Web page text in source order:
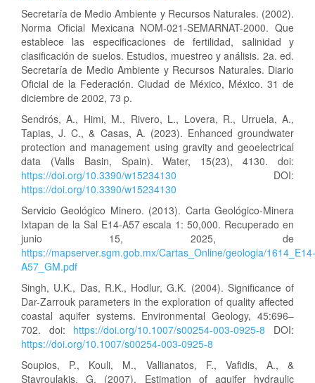
Secretaría de Medio Ambiente y Recursos Naturales. (2002).
Norma Oficial Mexicana NOM-021-SEMARNAT-2000. Que
establece las especificaciones de fertilidad, salinidad y
clasificación de suelos. Estudios, muestreo y análisis. 2a. ed.
Secretaría de Medio Ambiente y Recursos Naturales. Diario
Oficial de la Federación. Ciudad de México, México. 31 de
diciembre de 2002, 73 p.
Sendrós, A., Himi, M., Rivero, L., Lovera, R., Urruela, A.,
Tapias, J. C., & Casas, A. (2023). Enhanced groundwater
protection and management using gravity and geoelectrical
data (Valls Basin, Spain). Water, 15(23), 4130. doi:
https://doi.org/10.3390/w15234130 DOI:
https://doi.org/10.3390/w15234130
Servicio Geológico Minero. (2013). Carta Geológico-Minera
Ixtapan de la Sal E14-A57 escala 1: 50,000. Recuperado en
junio 15, 2025, de
https://mapserver.sgm.gob.mx/Cartas_Online/geologia/1614_E14-
A57_GM.pdf
Singh, U.K., Das, R.K., Hodlur, G.K. (2004). Significance of
Dar-Zarrouk parameters in the exploration of quality affected
coastal aquifer systems. Environmental Geology, 45:696–
702. doi: https://doi.org/10.1007/s00254-003-0925-8 DOI:
https://doi.org/10.1007/s00254-003-0925-8
Soupios, P., Kouli, M., Vallianatos, F., Vafidis, A., &
Stavroulakis, G. (2007). Estimation of aquifer hydraulic